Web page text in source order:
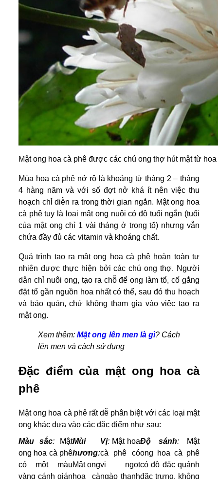
Mật ong hoa cà phê được các chú ong thợ hút mật từ
Mùa hoa cà phê nở rộ là khoảng từ tháng 2 – tháng
4 hàng năm và với số đợt nở khá ít nên việc thu
hoạch chỉ diễn ra trong thời gian ngắn. Mật ong hoa
cà phê tuy là loại mật ong nuôi có độ tuổi ngắn (tuổi
của mật ong chỉ 1 vài tháng ở trong tổ) nhưng vẫn
chứa đầy đủ các vitamin và khoáng chất.
Quá trình tạo ra mật ong hoa cà phê hoàn toàn tự
nhiên được thực hiện bởi các chú ong thợ. Người
dân chỉ nuôi ong, tạo ra chỗ để ong làm tổ, cố gắng
đặt tổ gần nguồn hoa nhất có thể, sau đó thu hoạch
và bảo quản, chứ không tham gia vào việc tạo ra
mật ong.
Xem thêm:Mật ong lên men là gì? Cách
lên men và cách sử dụng
Đặc điểm của mật ong hoa cà
phê
Mật ong hoa cà phê rất dễ phân biệt với các loại mật
ong khác dựa vào các đặc điểm như sau:
Màu sắc:
Mật
ong hoa cà phê
có một màu
vàng cánh gián
Mùi
hương:
Mật ong
hoa cà
Vị:Mật hoa
cà phê có
vị ngọt
ngào thanh
Độ sánh:
Mật
ong hoa cà phê
có độ đặc quánh
đặc trưng, không